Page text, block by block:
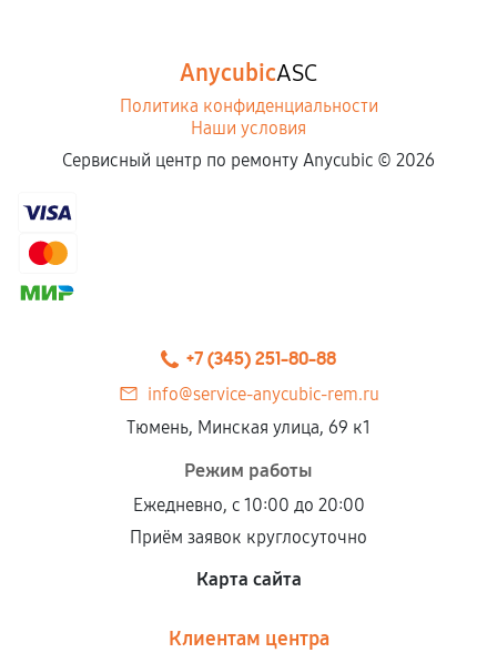
AnycubicASC
Политика конфиденциальности
Наши условия
Сервисный центр по ремонту Anycubic © 2026
+7 (345) 251-80-88
info@service-anycubic-rem.ru
Тюмень, Минская улица, 69 к1
Режим работы
Ежедневно, с 10:00 до 20:00
Приём заявок круглосуточно
Карта сайта
Клиентам центра